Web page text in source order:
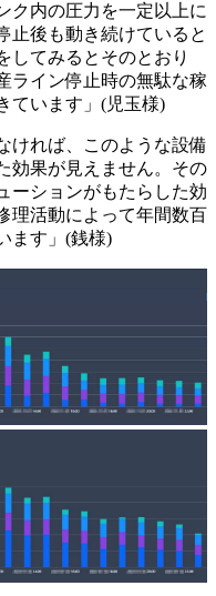
ク内の圧力を一定以上に
止後も動き続けていると
してみるとそのとおり
ライン停止時の無駄な稼
ています」(児玉様)
ければ、このような設備
効果が見えません。その
ーションがもたらした効
理活動によって年間数百
ます」(銭様)